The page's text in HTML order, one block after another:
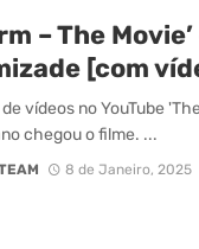
– The
[com
vídeos no YouTube
chegou o filme. ...
8 de Janeiro, 2025